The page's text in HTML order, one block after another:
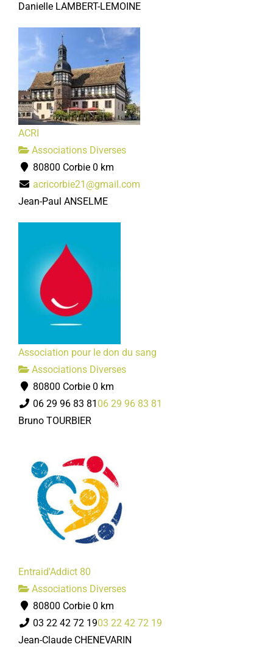
Danielle LAMBERT-LEMOINE
ACRI
Associations Diverses
80800 Corbie 0 km
acricorbie21@gmail.com
Jean-Paul ANSELME
Association pour le don du sang
Associations Diverses
80800 Corbie 0 km
06 29 96 83 81 06 29 96 83 81
Bruno TOURBIER
Entraid'Addict 80
Associations Diverses
80800 Corbie 0 km
03 22 42 72 1903 22 42 72 19
Jean-Claude CHENEVARIN